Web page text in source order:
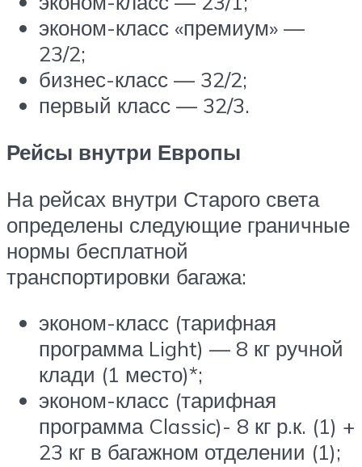
эконом-класс «премиум» —
23/2;
бизнес-класс — 32/2;
первый класс — 32/3.
Рейсы внутри Европы
На рейсах внутри Старого света
определены следующие граничные
нормы бесплатной
транспортировки багажа:
эконом-класс (тарифная
программа Light) — 8 кг ручной
клади (1 место)*;
эконом-класс (тарифная
программа Classic)- 8 кг р.к. (1) +
23 кг в багажном отделении (1);